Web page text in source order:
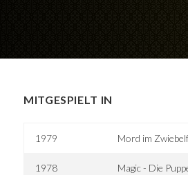
MITGESPIELT IN
1979 Mord im
1978 Magic - Die